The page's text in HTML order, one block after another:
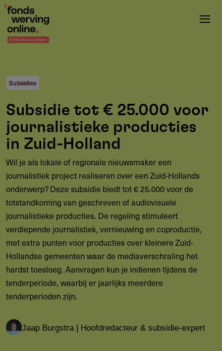
Overslaan
naar
de
gaan
Subsidies
Subsidie tot € 25.000 voor
journalistieke producties
in Zuid-Holland
Wil je als lokale of regionale nieuwsmaker een
journalistiek project realiseren over een Zuid-Hollands
onderwerp? Deze subsidie biedt tot € 25.000 voor de
totstandkoming van geschreven of audiovisuele
journalistieke producties. De regeling stimuleert
verdiepende journalistiek, vernieuwing en coproductie,
met extra punten voor producties over kleinere Zuid-
Hollandse gemeenten waar de mediaverschraling het
hardst toesloeg. Aanvragen kun je indienen tijdens de
tenderperiode, waarbij er jaarlijks meerdere
tenderperioden zijn.
Jaap Burgstra | Hoofdredacteur & subsidie-expert